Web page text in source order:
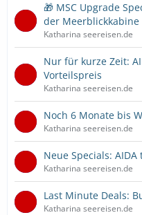
🎁 MSC Upgrade
der Meerblickkabine
Katharina seereisen.de
Nur für kurze Zeit:
Vorteilspreis
Katharina seereisen.de
Noch 6 Monate bis
Katharina seereisen.de
Neue Specials:
Katharina seereisen.de
Last Minute Deals:
Katharina seereisen.de